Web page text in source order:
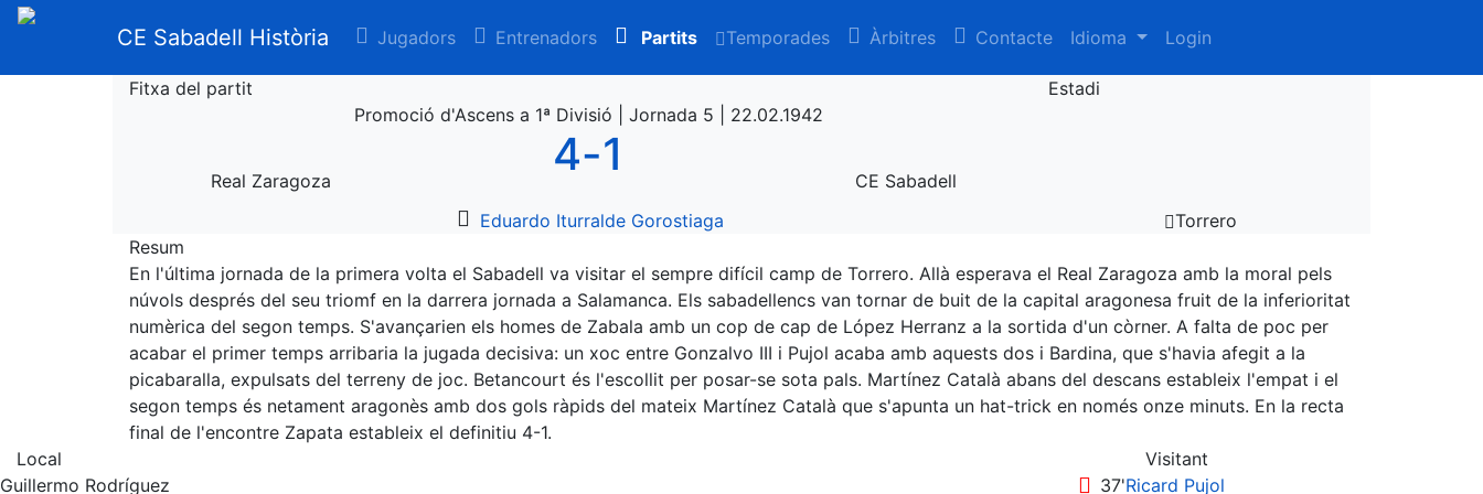
CE Sabadell Història Jugadors Entrenadors Partits Temporades Àrbitres Contacte Idioma Login
Fitxa del partit
Promoció d'Ascens a 1ª Divisió | Jornada 5 | 22.02.1942
Real Zaragoza 4-1
CE Sabadell
Eduardo Iturralde Gorostiaga
Estadi
Torrero
Resum
En l'última jornada de la primera volta el Sabadell va visitar el sempre difícil camp de Torrero. Allà esperava el Real Zaragoza amb la moral pels
núvols després del seu triomf en la darrera jornada a Salamanca. Els sabadellencs van tornar de buit de la capital aragonesa fruit de la inferioritat
numèrica del segon temps. S'avançarien els homes de Zabala amb un cop de cap de López Herranz a la sortida d'un còrner. A falta de poc per
acabar el primer temps arribaria la jugada decisiva: un xoc entre Gonzalvo III i Pujol acaba amb aquests dos i Bardina, que s'havia afegit a la
picabaralla, expulsats del terreny de joc. Betancourt és l'escollit per posar-se sota pals. Martínez Català abans del descans estableix l'empat i el
segon temps és netament aragonès amb dos gols ràpids del mateix Martínez Català que s'apunta un hat-trick en només onze minuts. En la recta
final de l'encontre Zapata estableix el definitiu 4-1.
Local
Guillermo Rodríguez
Visitant
37'Ricard Pujol